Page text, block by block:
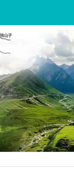
定制游
跟团游
租车
酒店
走进新疆
会员中心